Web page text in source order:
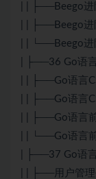
| | ├──Beego
| | ├──Beego
| | └──Beego
| ├──36 Go语
| | ├──Go语言
| | ├──Go语言
| | ├──Go语言
| | └──Go语言
| ├──37 Go语
| | ├──用户管